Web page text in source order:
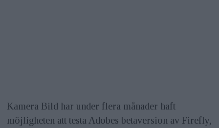
Kamera Bild har under flera månader haft
möjligheten att testa Adobes betaversion av Firefly,